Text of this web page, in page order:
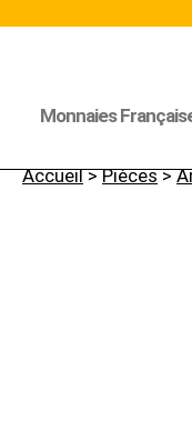
Monnaies
Accueil>Pièces>